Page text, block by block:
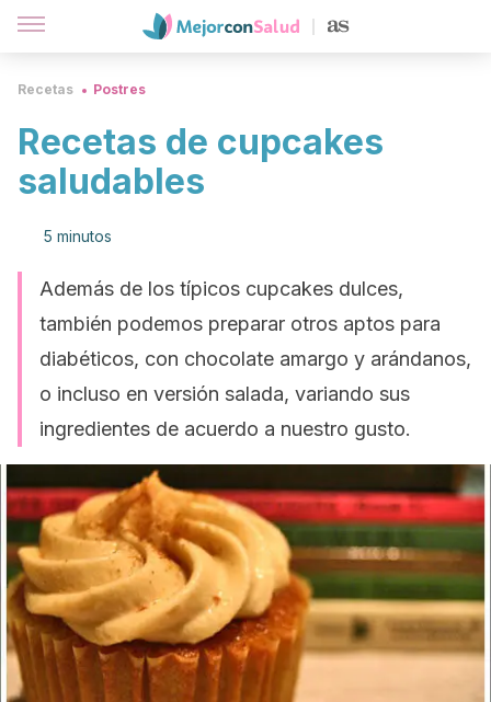
Recetas Postres
Recetas de cupcakes
saludables
5 minutos
Además de los típicos cupcakes dulces,
también podemos preparar otros aptos para
diabéticos, con chocolate amargo y arándanos,
o incluso en versión salada, variando sus
ingredientes de acuerdo a nuestro gusto.